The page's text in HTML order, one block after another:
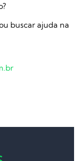
buscar ajuda na